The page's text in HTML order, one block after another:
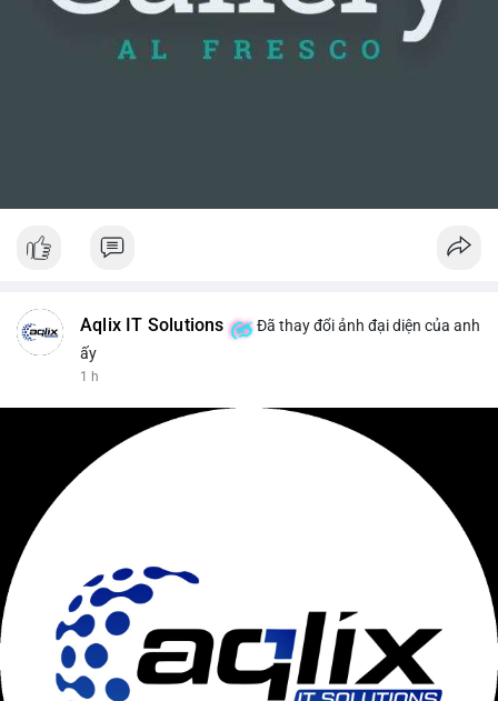
Aqlix IT Solutions
Đã thay đổi ảnh đại diện của anh
ấy
1 h